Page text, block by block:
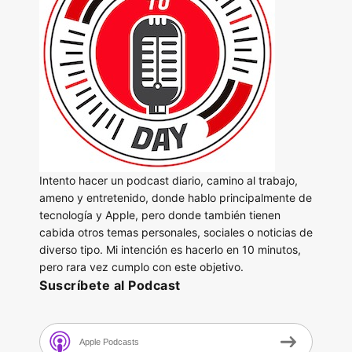
Intento hacer un podcast diario, camino al trabajo,
ameno y entretenido, donde hablo principalmente de
tecnología y Apple, pero donde también tienen
cabida otros temas personales, sociales o noticias de
diverso tipo. Mi intención es hacerlo en 10 minutos,
pero rara vez cumplo con este objetivo.
Suscríbete al Podcast
Apple Podcasts